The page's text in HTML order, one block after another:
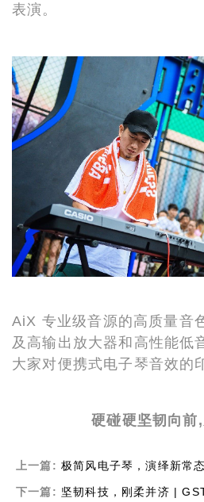
表演。
AiX 专业级音源的高质量音
及高输出放大器和高性能低
大家对便携式电子琴音效的
硬碰硬坚韧向前
上一篇: 极简风电子琴，演绎新常
下一篇: 坚韧科技，刚柔并济 |